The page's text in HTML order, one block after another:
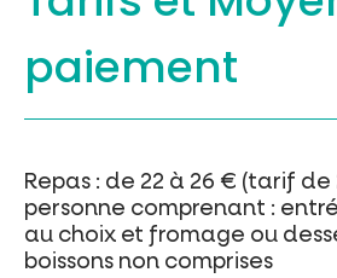
paiement
Repas : de 22 à 26 € (tarif
personne comprenant :
au choix et fromage ou
boissons non comprises